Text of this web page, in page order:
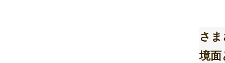
さ
境面